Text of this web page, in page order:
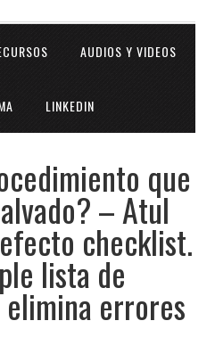
AUDIOS Y VIDEOS
LINKEDIN
que
– Atul
checklist.
lista de
errores